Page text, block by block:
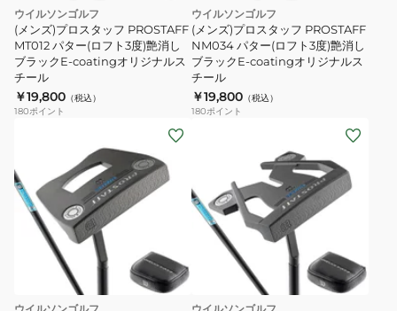
BEHC-
2550
ウイルソンゴルフ
(メンズ)プロスタッフ PROSTAFF
MT012 パター(ロフト3度)艶消し
ブラックE-coatingオリジナルス
チール
￥19,800 （税込）
180ポイント
ウイルソンゴルフ
(メンズ)プロスタッフ PROSTAFF
NM034 パター(ロフト3度)艶消し
ブラックE-coatingオリジナルス
チール
￥19,800 （税込）
180ポイント